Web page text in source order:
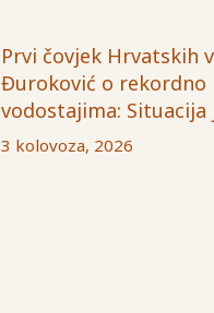
Prvi čovjek Hrvatskih
Đuroković o rekordno
vodostajima: Situacija
3 kolovoza, 2026